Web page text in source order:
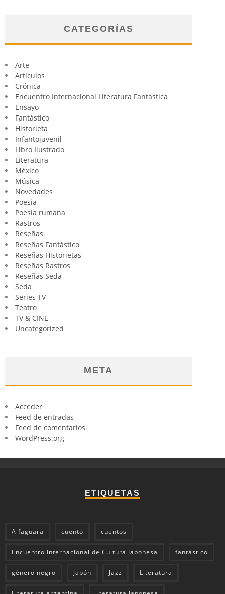
CATEGORÍAS
Arte
Artículos
Crónica
Encuentro Internacional Literatura Fantástica
Ensayo
Fantástico
Historieta
Infantojuvenil
Libro Ilustrado
Literatura
México
Música
Novedades
Poesia
Poesía rumana
Rastros
Reseñas
Reseñas Fantástico
Reseñas Historietas
Reseñas Rastros
Reseñas Seda
Seda
Series TV
Teatro
TV & CINE
Uncategorized
META
Acceder
Feed de entradas
Feed de comentarios
WordPress.org
ETIQUETAS
Alfaguara cuento cuentos
Encuentro Internacional de Cultura Japonesa fantástico
género negro Japón Jazz Literatura